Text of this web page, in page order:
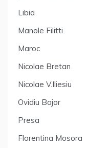
Libia
Manole Filitti
Maroc
Nicolae Bretan
Nicolae V.Iliesiu
Ovidiu Bojor
Presa
Florentina Mosora